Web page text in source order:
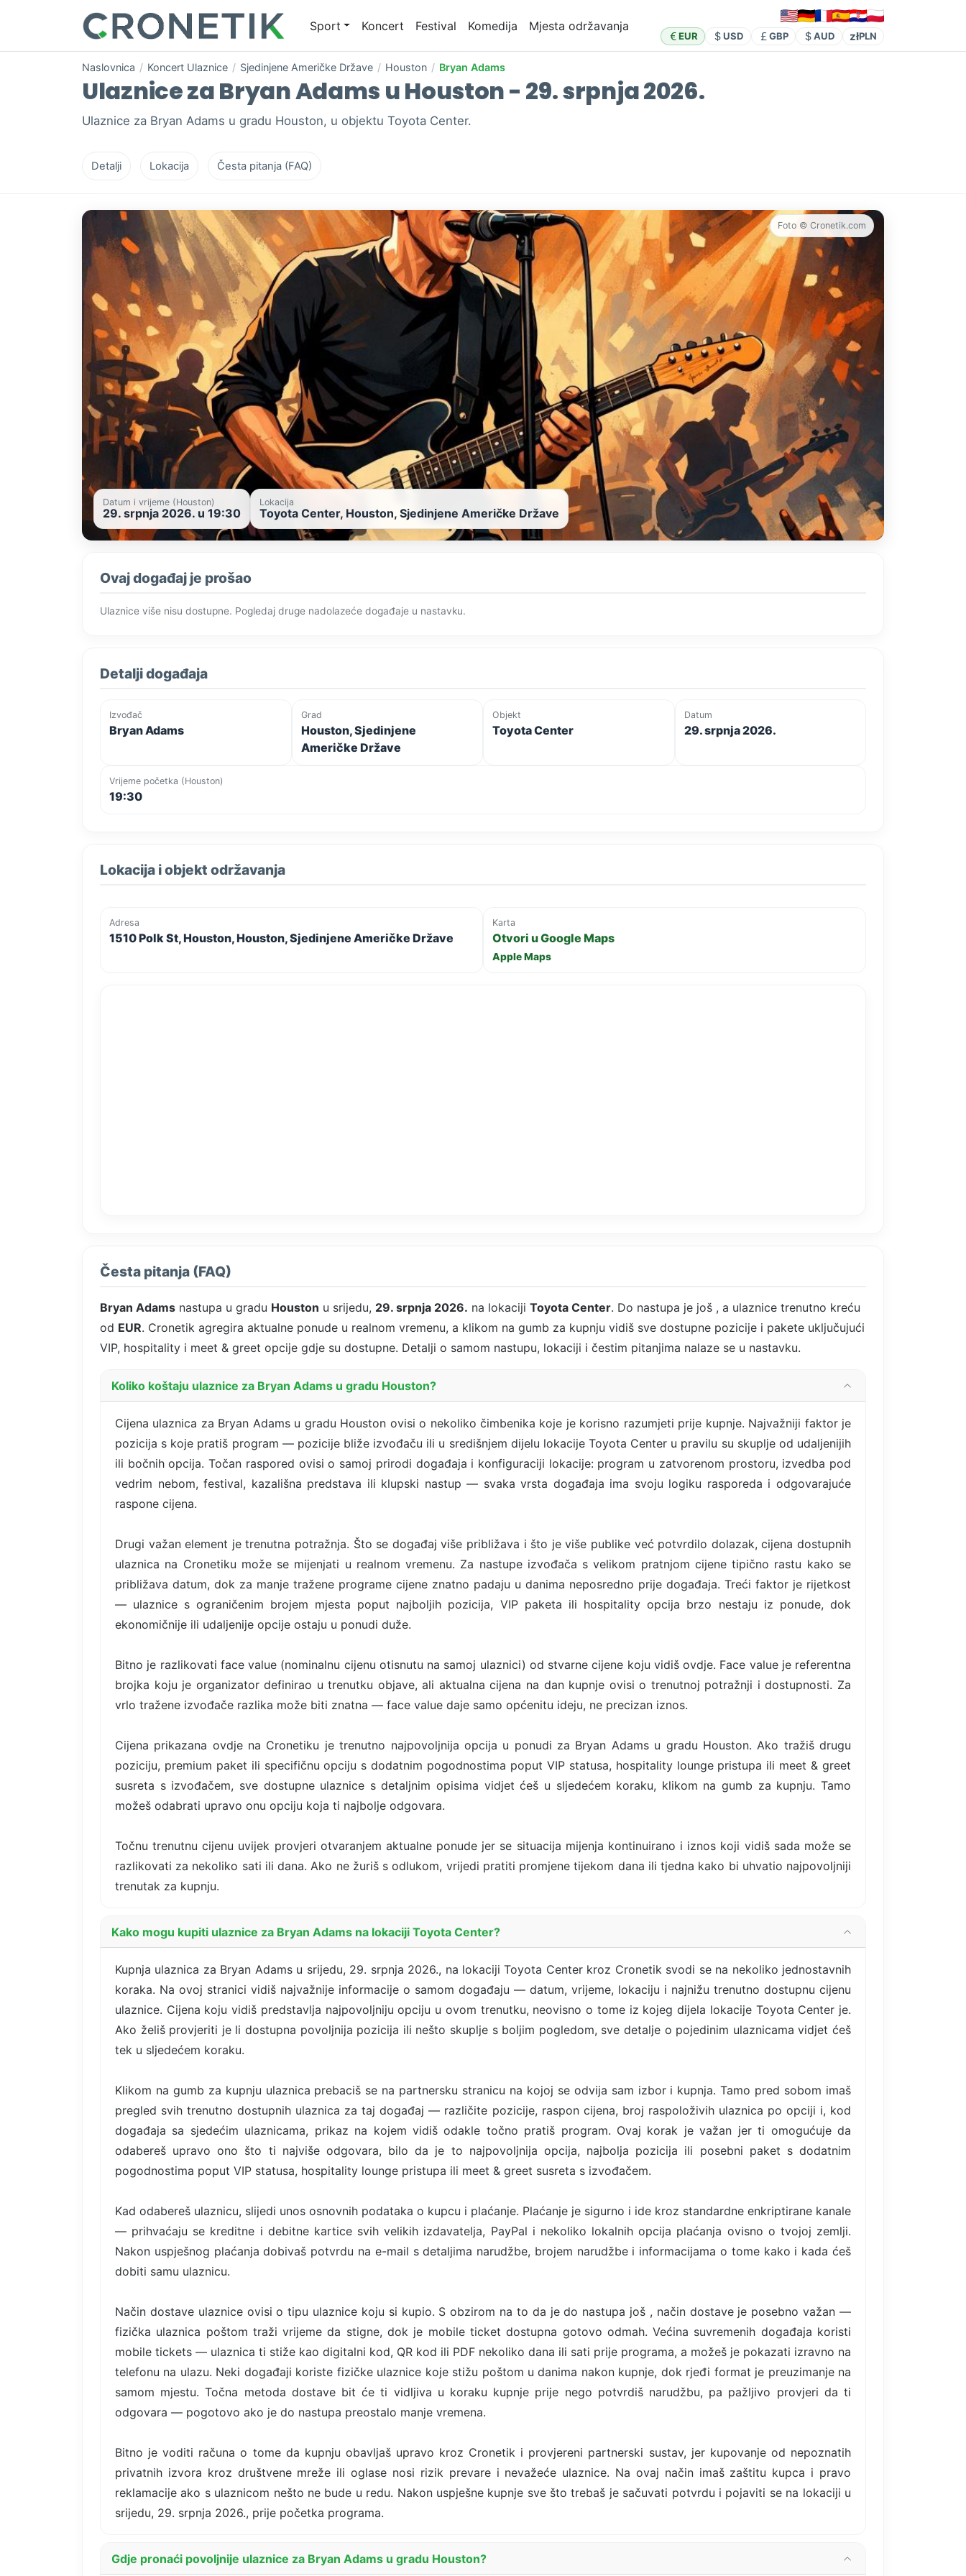
Sport Koncert Festival Komedija Mjesta održavanja
EUR USD GBP AUD złPLN
Naslovnica / Koncert Ulaznice / Sjedinjene Američke Države / Houston / Bryan Adams
Ulaznice za Bryan Adams u Houston - 29. srpnja 2026.
Ulaznice za Bryan Adams u gradu Houston, u objektu Toyota Center.
Detalji Lokacija Česta pitanja (FAQ)
Foto © Cronetik.com
Datum i vrijeme (Houston)
29. srpnja 2026. u 19:30
Lokacija
Toyota Center, Houston, Sjedinjene Američke Države
Ovaj događaj je prošao
Ulaznice više nisu dostupne. Pogledaj druge nadolazeće događaje u nastavku.
Detalji događaja
Izvođač
Bryan Adams
Grad
Houston, Sjedinjene
Američke Države
Objekt
Toyota Center
Datum
29. srpnja 2026.
Vrijeme početka (Houston)
19:30
Lokacija i objekt održavanja
Adresa
1510 Polk St, Houston, Houston, Sjedinjene Američke Države
Karta
Otvori u Google Maps
Apple Maps
Česta pitanja (FAQ)
Bryan Adams nastupa u gradu Houston u srijedu, 29. srpnja 2026. na lokaciji Toyota Center. Do nastupa je još , a ulaznice trenutno kreću
od EUR. Cronetik agregira aktualne ponude u realnom vremenu, a klikom na gumb za kupnju vidiš sve dostupne pozicije i pakete uključujući
VIP, hospitality i meet & greet opcije gdje su dostupne. Detalji o samom nastupu, lokaciji i čestim pitanjima nalaze se u nastavku.
Koliko koštaju ulaznice za Bryan Adams u gradu Houston?
Cijena ulaznica za Bryan Adams u gradu Houston ovisi o nekoliko čimbenika koje je korisno razumjeti prije kupnje. Najvažniji faktor je
pozicija s koje pratiš program — pozicije bliže izvođaču ili u središnjem dijelu lokacije Toyota Center u pravilu su skuplje od udaljenijih
ili bočnih opcija. Točan raspored ovisi o samoj prirodi događaja i konfiguraciji lokacije: program u zatvorenom prostoru, izvedba pod
vedrim nebom, festival, kazališna predstava ili klupski nastup — svaka vrsta događaja ima svoju logiku rasporeda i odgovarajuće
raspone cijena.
Drugi važan element je trenutna potražnja. Što se događaj više približava i što je više publike već potvrdilo dolazak, cijena dostupnih
ulaznica na Cronetiku može se mijenjati u realnom vremenu. Za nastupe izvođača s velikom pratnjom cijene tipično rastu kako se
približava datum, dok za manje tražene programe cijene znatno padaju u danima neposredno prije događaja. Treći faktor je rijetkost
— ulaznice s ograničenim brojem mjesta poput najboljih pozicija, VIP paketa ili hospitality opcija brzo nestaju iz ponude, dok
ekonomičnije ili udaljenije opcije ostaju u ponudi duže.
Bitno je razlikovati face value (nominalnu cijenu otisnutu na samoj ulaznici) od stvarne cijene koju vidiš ovdje. Face value je referentna
brojka koju je organizator definirao u trenutku objave, ali aktualna cijena na dan kupnje ovisi o trenutnoj potražnji i dostupnosti. Za
vrlo tražene izvođače razlika može biti znatna — face value daje samo općenitu ideju, ne precizan iznos.
Cijena prikazana ovdje na Cronetiku je trenutno najpovoljnija opcija u ponudi za Bryan Adams u gradu Houston. Ako tražiš drugu
poziciju, premium paket ili specifičnu opciju s dodatnim pogodnostima poput VIP statusa, hospitality lounge pristupa ili meet & greet
susreta s izvođačem, sve dostupne ulaznice s detaljnim opisima vidjet ćeš u sljedećem koraku, klikom na gumb za kupnju. Tamo
možeš odabrati upravo onu opciju koja ti najbolje odgovara.
Točnu trenutnu cijenu uvijek provjeri otvaranjem aktualne ponude jer se situacija mijenja kontinuirano i iznos koji vidiš sada može se
razlikovati za nekoliko sati ili dana. Ako ne žuriš s odlukom, vrijedi pratiti promjene tijekom dana ili tjedna kako bi uhvatio najpovoljniji
trenutak za kupnju.
Kako mogu kupiti ulaznice za Bryan Adams na lokaciji Toyota Center?
Kupnja ulaznica za Bryan Adams u srijedu, 29. srpnja 2026., na lokaciji Toyota Center kroz Cronetik svodi se na nekoliko jednostavnih
koraka. Na ovoj stranici vidiš najvažnije informacije o samom događaju — datum, vrijeme, lokaciju i najnižu trenutno dostupnu cijenu
ulaznice. Cijena koju vidiš predstavlja najpovoljniju opciju u ovom trenutku, neovisno o tome iz kojeg dijela lokacije Toyota Center je.
Ako želiš provjeriti je li dostupna povoljnija pozicija ili nešto skuplje s boljim pogledom, sve detalje o pojedinim ulaznicama vidjet ćeš
tek u sljedećem koraku.
Klikom na gumb za kupnju ulaznica prebaciš se na partnersku stranicu na kojoj se odvija sam izbor i kupnja. Tamo pred sobom imaš
pregled svih trenutno dostupnih ulaznica za taj događaj — različite pozicije, raspon cijena, broj raspoloživih ulaznica po opciji i, kod
događaja sa sjedećim ulaznicama, prikaz na kojem vidiš odakle točno pratiš program. Ovaj korak je važan jer ti omogućuje da
odabereš upravo ono što ti najviše odgovara, bilo da je to najpovoljnija opcija, najbolja pozicija ili posebni paket s dodatnim
pogodnostima poput VIP statusa, hospitality lounge pristupa ili meet & greet susreta s izvođačem.
Kad odabereš ulaznicu, slijedi unos osnovnih podataka o kupcu i plaćanje. Plaćanje je sigurno i ide kroz standardne enkriptirane kanale
— prihvaćaju se kreditne i debitne kartice svih velikih izdavatelja, PayPal i nekoliko lokalnih opcija plaćanja ovisno o tvojoj zemlji.
Nakon uspješnog plaćanja dobivaš potvrdu na e-mail s detaljima narudžbe, brojem narudžbe i informacijama o tome kako i kada ćeš
dobiti samu ulaznicu.
Način dostave ulaznice ovisi o tipu ulaznice koju si kupio. S obzirom na to da je do nastupa još , način dostave je posebno važan —
fizička ulaznica poštom traži vrijeme da stigne, dok je mobile ticket dostupna gotovo odmah. Većina suvremenih događaja koristi
mobile tickets — ulaznica ti stiže kao digitalni kod, QR kod ili PDF nekoliko dana ili sati prije programa, a možeš je pokazati izravno na
telefonu na ulazu. Neki događaji koriste fizičke ulaznice koje stižu poštom u danima nakon kupnje, dok rjeđi format je preuzimanje na
samom mjestu. Točna metoda dostave bit će ti vidljiva u koraku kupnje prije nego potvrdiš narudžbu, pa pažljivo provjeri da ti
odgovara — pogotovo ako je do nastupa preostalo manje vremena.
Bitno je voditi računa o tome da kupnju obavljaš upravo kroz Cronetik i provjereni partnerski sustav, jer kupovanje od nepoznatih
privatnih izvora kroz društvene mreže ili oglase nosi rizik prevare i nevažeće ulaznice. Na ovaj način imaš zaštitu kupca i pravo
reklamacije ako s ulaznicom nešto ne bude u redu. Nakon uspješne kupnje sve što trebaš je sačuvati potvrdu i pojaviti se na lokaciji u
srijedu, 29. srpnja 2026., prije početka programa.
Gdje pronaći povoljnije ulaznice za Bryan Adams u gradu Houston?